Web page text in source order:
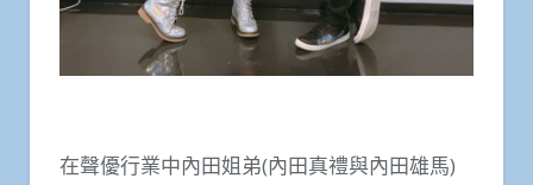
在聲優行業中內田姐弟(內田真禮與內田雄馬)